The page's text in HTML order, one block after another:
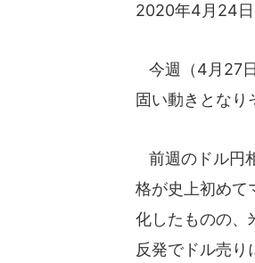
2020年4月24
今週（4月27
固い動きとなり
前週のドル円
格が史上初めて
化したものの、
反発でドル売り